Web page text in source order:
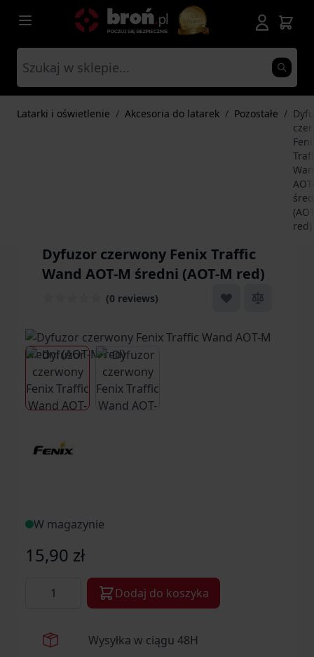
Przejdź do treści
Latarki i oświetlenie / Akcesoria do latarek / Pozostałe /
red)
Dyfuzor czerwony Fenix Traffic
Wand AOT-M średni (AOT-M red)
(0 reviews)
View larger imageView larger image
W magazynie
15,90 zł
Dodaj do koszyka
Wysyłka w ciągu 48H